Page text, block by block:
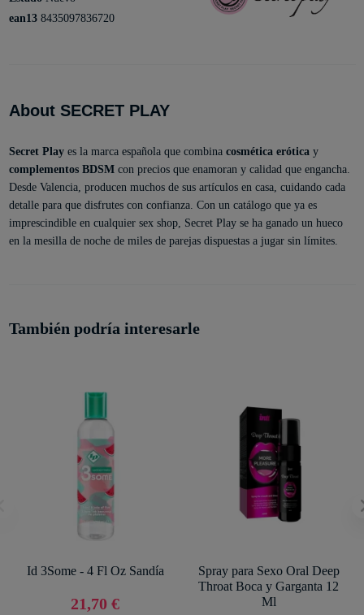
ean13 8435097836720
About SECRET PLAY
Secret Playes la marca española que combina cosmética erótica y
complementos BDSMcon precios que enamoran y calidad que engancha.
Desde Valencia, producen muchos de sus artículos en casa, cuidando cada
detalle para que disfrutes con confianza. Con un catálogo que ya es
imprescindible en cualquier sex shop, Secret Play se ha ganado un hueco
en la mesilla de noche de miles de parejas dispuestas a jugar sin límites.
También podría interesarle
Id 3Some - 4 Fl Oz Sandía
21,70 €
Spray para Sexo Oral Deep
Throat Boca y Garganta 12
Ml